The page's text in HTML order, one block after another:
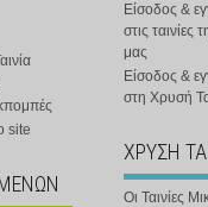
site
Είσοδος &
στις ταινίες
μας
Είσοδος &
στη Χρυσή
ΧΡΥΣΗ
Οι Ταινίες